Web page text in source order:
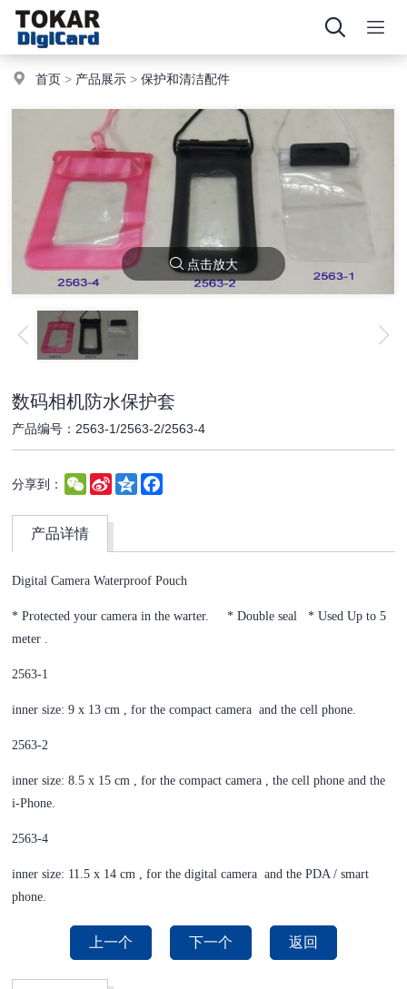
首页 > 产品展示 >保护和清洁配件
点击放大
数码相机防水保护套
产品编号：2563-1/2563-2/2563-4
分享到： WeChat
Sina
Weibo
Qzone
产品详情
Digital Camera Waterproof Pouch
* Protected your camera in the warter. * Double seal * Used Up to 5
meter .
2563-1
inner size: 9 x 13 cm , for the compact camera and the cell phone.
2563-2
inner size: 8.5 x 15 cm , for the compact camera , the cell phone and the
i-Phone.
2563-4
inner size: 11.5 x 14 cm , for the digital camera and the PDA / smart
phone.
上一个 下一个 返回